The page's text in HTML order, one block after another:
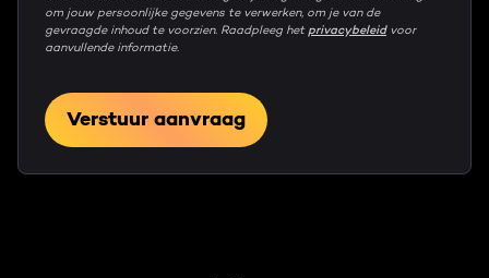
om jouw persoonlijke gegevens te verwerken, om je van de
gevraagde inhoud te voorzien. Raadpleeg het privacybeleidvoor
aanvullende informatie.